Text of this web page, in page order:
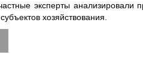
эксперты
хозяйствования.